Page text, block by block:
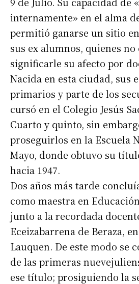
internamente» en el alma
permitió ganarse un sitio
sus ex alumnos, quienes no
significarle su afecto por
Nacida en esta ciudad, sus
primarios y parte de los
cursó en el Colegio Jesús
Cuarto y quinto, sin
proseguirlos en la Escuela
Mayo, donde obtuvo su
hacia 1947.
Dos años más tarde
como maestra en
junto a la recordada
Eceizabarrena de Beraza,
Lauquen. De este modo se
de las primeras
ese título; prosiguiendo la